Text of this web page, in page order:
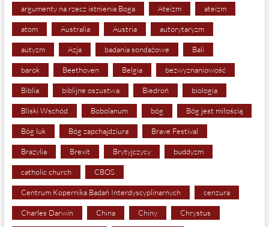
argumenty na rzecz istnienia Boga Ateizm ateizm
atom Australia Austria autorytaryzm
autyzm Azja badania sondażowe Bali
barok Beethoven Belgia bezwyznaniowość
Biblia biblijne oszustwa Biedroń biologia
Bliski Wschód Bobolanum bóg Bóg jest miłością
Bóg luk Bóg zapchajdziura Brave Festival
Brazylia Brexit Brytyjczycy buddyzm
catholic church CBOS
Centrum Kopernika Badań Interdyscyplinarnych cenzura
Charles Darwin China Chiny Chrystus